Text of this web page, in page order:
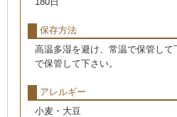
保存方法
高温多湿を避け、常温で保管し
で保管して下さい。
アレルギー
小麦・大豆